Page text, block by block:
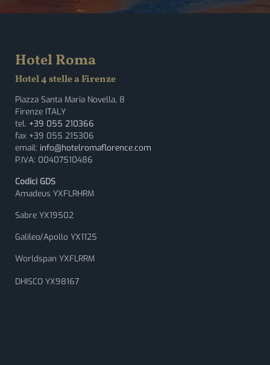
Hotel Roma
Hotel 4 stelle a Firenze
Piazza Santa Maria Novella, 8
Firenze ITALY
tel. +39 055 210366
fax +39 055 215306
email: info@hotelromaflorence.com
P.IVA: 00407510486
Codici GDS
Amadeus YXFLRHRM
Sabre YX19502
Galileo/Apollo YX1125
Worldspan YXFLRRM
DHISCO YX98167